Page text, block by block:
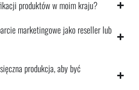
produktów w moim kraju?
marketingowe jako reseller lub
produkcja, aby być